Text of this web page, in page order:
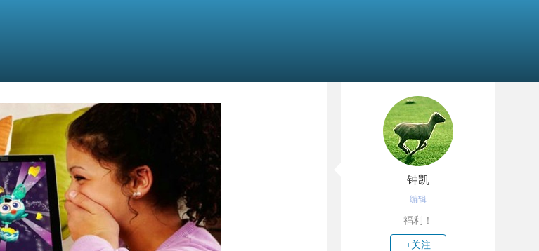
钟凯
编辑
福利！
+关注